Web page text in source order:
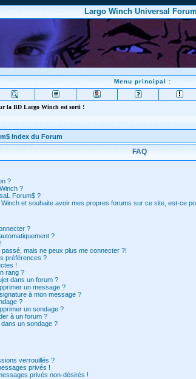
Largo Winch Universal
Menu principal :
la BD Largo Winch est sorti !
Index du Forum
FAQ
?
?
Forum$ ?
et souhaite avoir mes propres forums sur ce site, est-ce
?
?
mais ne peux plus me connecter ?!
préférences ?
!
rang ?
dans un forum ?
un message ?
à mon message ?
?
un sondage ?
à un forum ?
un sondage ?
verrouillés ?
privés !
privés non-désirés !